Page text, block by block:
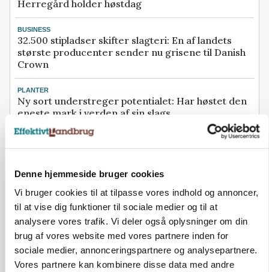
Denne hjemmeside bruger cookies
Vi bruger cookies til at tilpasse vores indhold og annoncer,
til at vise dig funktioner til sociale medier og til at
analysere vores trafik. Vi deler også oplysninger om din
brug af vores website med vores partnere inden for
sociale medier, annonceringspartnere og analysepartnere.
Vores partnere kan kombinere disse data med andre
Herregård holder høstdag
BUSINESS
32.500 stipladser skifter slagteri: En af landets
største producenter sender nu grisene til Danish
Crown
PLANTER
Ny sort understreger potentialet: Har høstet den
eneste mark i verden af sin slags
Se flere nyheder her
Annonce
Loading...